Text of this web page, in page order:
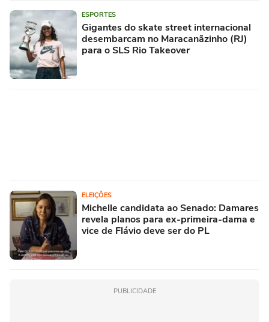
ESPORTES
Gigantes do skate street internacional
desembarcam no Maracanãzinho (RJ)
para o SLS Rio Takeover
ELEIÇÕES
Michelle candidata ao Senado: Damares
revela planos para ex-primeira-dama e
vice de Flávio deve ser do PL
PUBLICIDADE